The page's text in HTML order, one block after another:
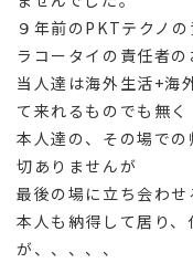
９年前のPKTテクノ
ラコータイの責任者の
当人達は海外生活+海
て来れるものでも無く
本人達の、その場で
切ありませんが
最後の場に立ち会わせ
本人も納得して居り
が、、、、、